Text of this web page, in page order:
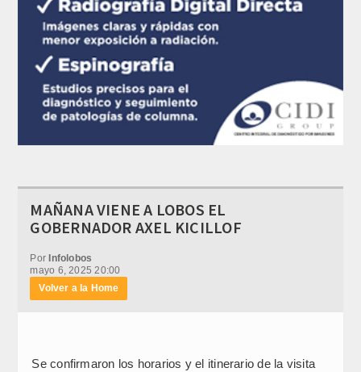
MAÑANA VIENE A LOBOS EL
GOBERNADOR AXEL KICILLOF
PorInfolobos
mayo 6, 2025 20:00
Volver a la Home
Se confirmaron los horarios y el itinerario de la visita